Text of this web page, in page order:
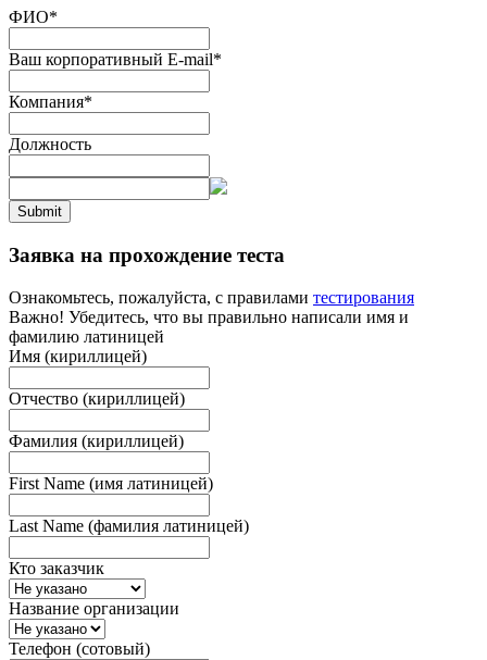
ФИО*
Ваш корпоративный E-mail*
Компания*
Должность
Submit
Заявка на прохождение теста
Ознакомьтесь, пожалуйста, с правилами тестирования
Важно! Убедитесь, что вы правильно написали имя и
фамилию латиницей
Имя (кириллицей)
Отчество (кириллицей)
Фамилия (кириллицей)
First Name (имя латиницей)
Last Name (фамилия латиницей)
Кто заказчик
Название организации
Телефон (сотовый)